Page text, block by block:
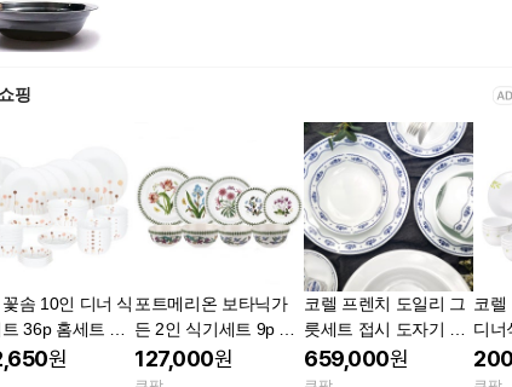
핑
꽃솜 10인 디너 식
36p 홈세트 그
공기 대접 한식
식기 내열유
원
포트메리온 보타닉가
든 2인 식기세트 9p 한
식기 세트 밥공기 국공
기 대접시 수입 명품 그
127,000원
코렐 프렌치 도일리 그
릇세트 접시 도자기 유
리 수입 식기 프렌치 도
659,000원
코렐
디너
세트
접시